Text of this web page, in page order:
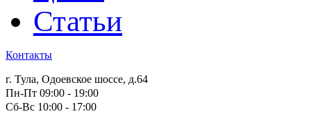
Статьи
Контакты
г. Тула, Одоевское шоссе, д.64
Пн-Пт 09:00 - 19:00
Сб-Вс 10:00 - 17:00